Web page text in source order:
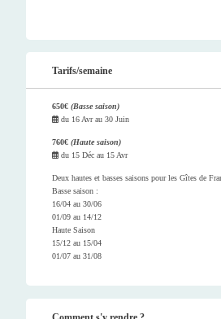
Tarifs/semaine
650€ (Basse saison)
du 16 Avrau 30 Juin
760€ (Haute saison)
du 15 Déc au 15 Avr
Deux hautes et basses saisons pour les Gîtes de
Basse saison :
16/04 au 30/06
01/09 au 14/12
Haute Saison
15/12 au 15/04
01/07 au 31/08